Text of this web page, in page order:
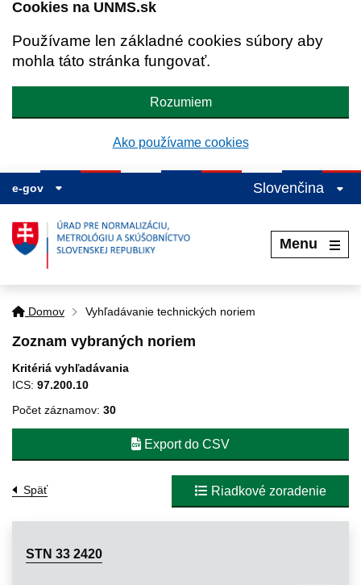
Cookies na UNMS.sk
Používame len základné cookies súbory aby
mohla táto stránka fungovať.
Rozumiem
Ako používame cookies
e-gov Slovenčina
Menu
Domov Vyhľadávanie technických noriem
Zoznam vybraných noriem
Kritériá vyhľadávania
ICS: 97.200.10
Počet záznamov: 30
Export do CSV
Späť Riadkové zoradenie
STN 33 2420